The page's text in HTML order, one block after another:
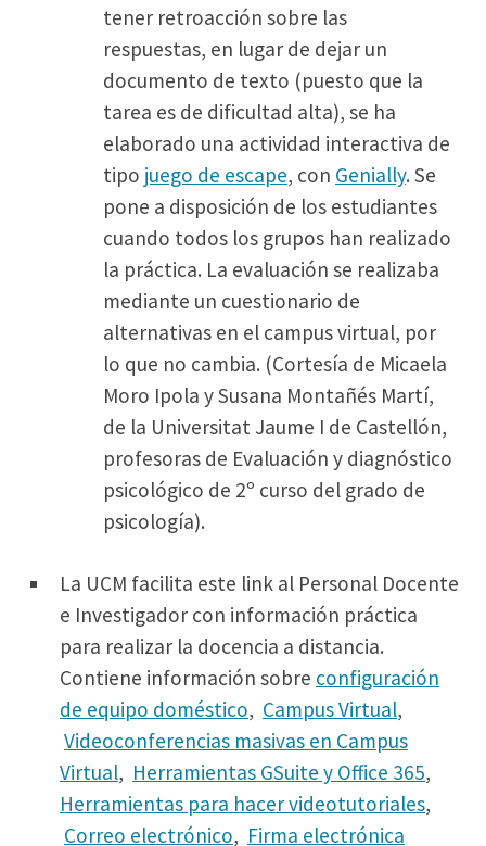
tener retroacción sobre las
respuestas, en lugar de dejar un
documento de texto (puesto que la
tarea es de dificultad alta), se ha
elaborado una actividad interactiva de
tipo juego de escape, con Genially. Se
pone a disposición de los estudiantes
cuando todos los grupos han realizado
la práctica. La evaluación se realizaba
mediante un cuestionario de
alternativas en el campus virtual, por
lo que no cambia. (Cortesía de Micaela
Moro Ipola y Susana Montañés Martí,
de la Universitat Jaume I de Castellón,
profesoras de Evaluación y diagnóstico
psicológico de 2º curso del grado de
psicología).
La UCM facilita este link al Personal Docente
e Investigador con información práctica
para realizar la docencia a distancia.
Contiene información sobre configuración
de equipo doméstico, Campus Virtual,
Videoconferencias masivas en Campus
Virtual, Herramientas GSuite y Office 365,
Herramientas para hacer videotutoriales,
Correo electrónico, Firma electrónica